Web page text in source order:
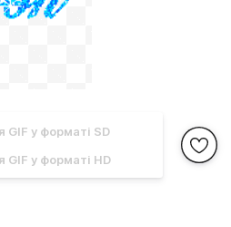
GIF у форматі SD
GIF у форматі HD